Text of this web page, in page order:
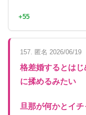
+55
157. 匿名 2026/06/19
格差婚するとは
に揉めるみたい
旦那が何かとイ